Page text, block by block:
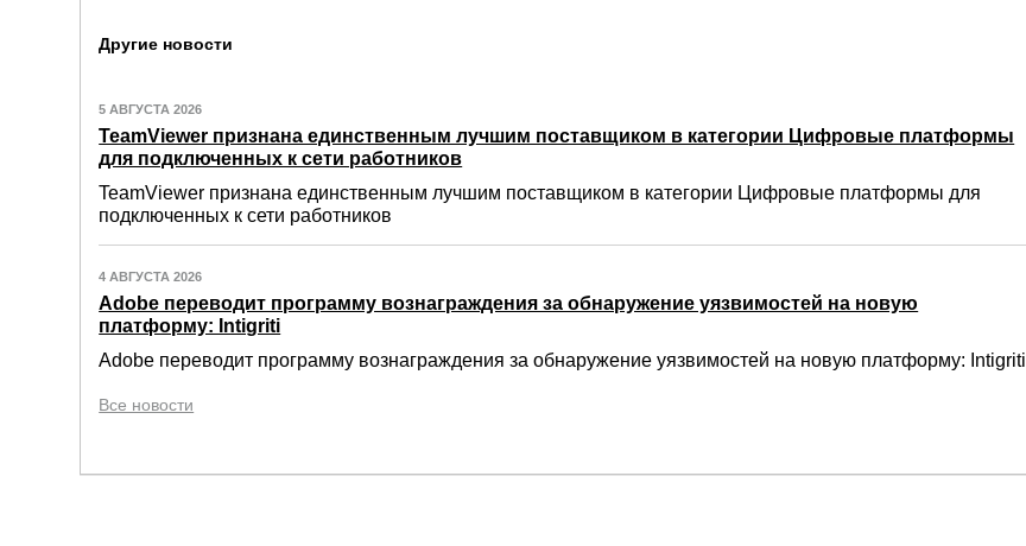
Другие новости
5 АВГУСТА 2026
TeamViewer признана единственным лучшим поставщиком в категории Цифровые платформы
для подключенных к сети работников
TeamViewer признана единственным лучшим поставщиком в категории Цифровые платформы для
подключенных к сети работников
4 АВГУСТА 2026
Adobe переводит программу вознаграждения за обнаружение уязвимостей на новую
платформу: Intigriti
Adobe переводит программу вознаграждения за обнаружение уязвимостей на новую платформу: Intigriti
Все новости